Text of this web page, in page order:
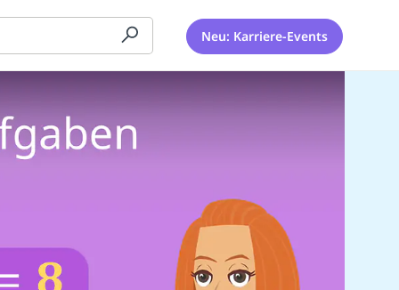
Neu: Karriere-Events